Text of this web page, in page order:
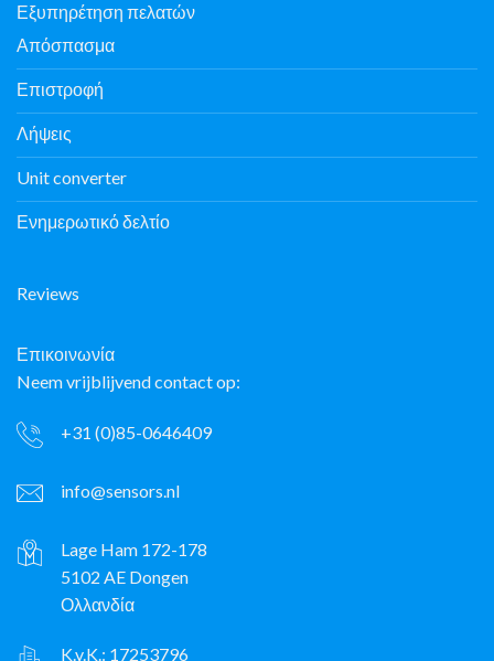
Εξυπηρέτηση πελατών
Απόσπασμα
Επιστροφή
Λήψεις
Unit converter
Ενημερωτικό δελτίο
Reviews
Επικοινωνία
Neem vrijblijvend contact op:
+31 (0)85-0646409
info@sensors.nl
Lage Ham 172-178
5102 AE Dongen
Ολλανδία
K.v.K.: 17253796